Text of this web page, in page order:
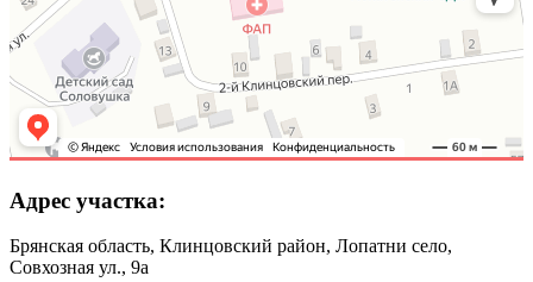
Адрес участка:
Брянская область, Клинцовский район, Лопатни село,
Совхозная ул., 9а